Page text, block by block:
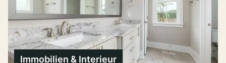
Immobilien & Interieur